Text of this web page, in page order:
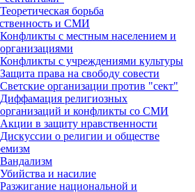
Теоретическая борьба
и СМИ
Конфликты с местным населением и
организациями
Конфликты с учреждениями культуры
Защита права на свободу совести
Светские организации против "сект"
Диффамация религиозных
организаций и конфликты со СМИ
Акции в защиту нравственности
Дискуссии о религии и обществе
Вандализм
Убийства и насилие
Разжигание национальной и